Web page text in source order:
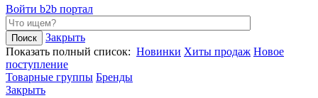
Войти b2b портал
Закрыть
Показать полный список: Новинки Хиты продаж Новое
поступление
Товарные группы Бренды
Закрыть